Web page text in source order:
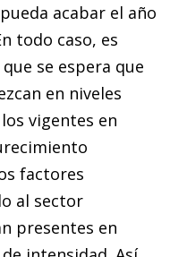
acabar el año
todo caso, es
se espera que
en niveles
vigentes en
factores
al sector
presentes en